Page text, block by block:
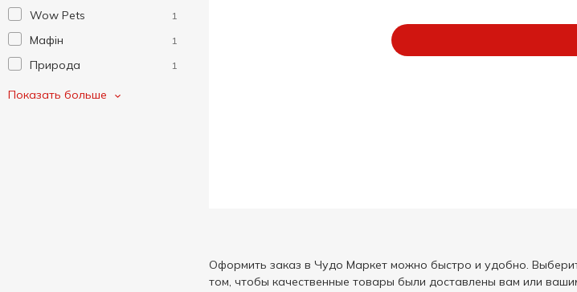
Wow Pets 1
Мафін 1
Природа 1
Тигра
Показать больше
Оформить заказ в Чудо Маркет можно быстро и удобно.
том, чтобы качественные товары были доставлены вам или